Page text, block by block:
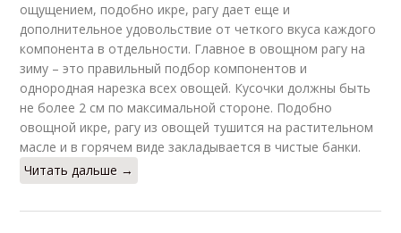
ощущением, подобно икре, рагу дает еще и
дополнительное удовольствие от четкого вкуса каждого
компонента в отдельности. Главное в овощном рагу на
зиму – это правильный подбор компонентов и
однородная нарезка всех овощей. Кусочки должны быть
не более 2 см по максимальной стороне. Подобно
овощной икре, рагу из овощей тушится на растительном
масле и в горячем виде закладывается в чистые банки.
Читать дальше →